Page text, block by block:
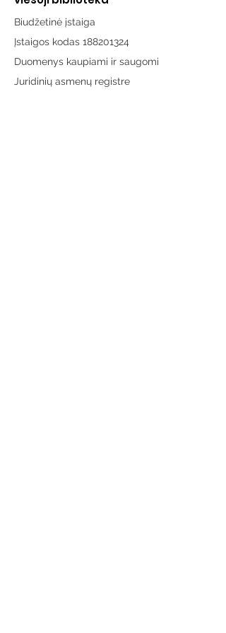
Biudžetinė įstaiga
Įstaigos kodas 188201324
Duomenys kaupiami ir saugomi
Juridinių asmenų registre